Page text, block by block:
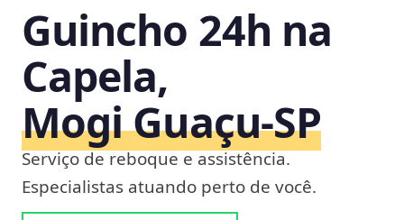
Guincho 24h na
Capela,
Mogi Guaçu‑SP
Serviço de reboque e assistência.
Especialistas atuando perto de você.